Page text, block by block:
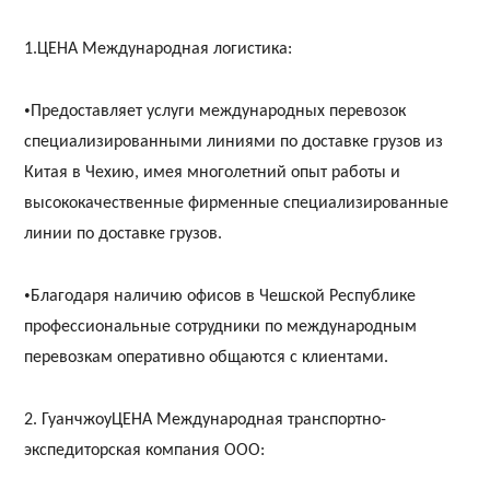
1.ЦЕНА Международная логистика:
• Предоставляет услуги международных перевозок
специализированными линиями по доставке грузов из
Китая в Чехию, имея многолетний опыт работы и
высококачественные фирменные специализированные
линии по доставке грузов.
•Благодаря наличию офисов в Чешской Республике
профессиональные сотрудники по международным
перевозкам оперативно общаются с клиентами.
2. ГуанчжоуЦЕНА Международная транспортно-
экспедиторская компания ООО: